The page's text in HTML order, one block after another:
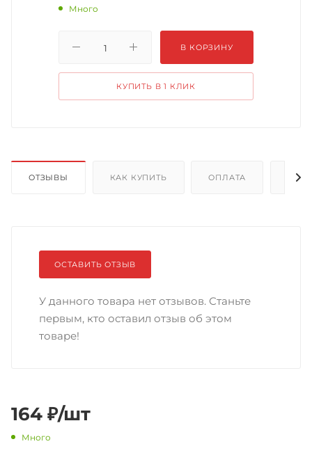
Много
В КОРЗИНУ
КУПИТЬ В 1 КЛИК
ОТЗЫВЫ КАК КУПИТЬ ОПЛАТА
ОСТАВИТЬ ОТЗЫВ
У данного товара нет отзывов. Станьте
первым, кто оставил отзыв об этом
товаре!
164 ₽/шт
Много